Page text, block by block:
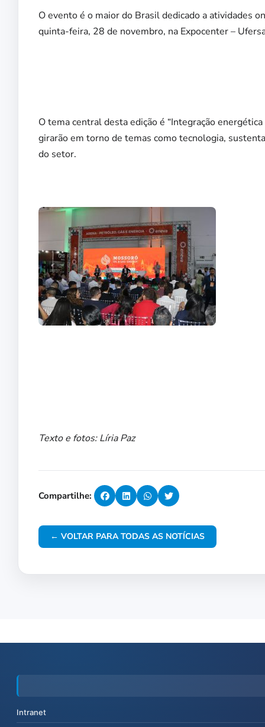
O evento é o maior do Brasil dedicado a atividades
quinta-feira, 28 de novembro, na Expocenter –
O tema central desta edição é “Integração
girarão em torno de temas como tecnologia,
do setor.
Texto e fotos: Líria Paz
Compartilhe:
← VOLTAR PARA TODAS AS NOTÍCIAS
Intranet